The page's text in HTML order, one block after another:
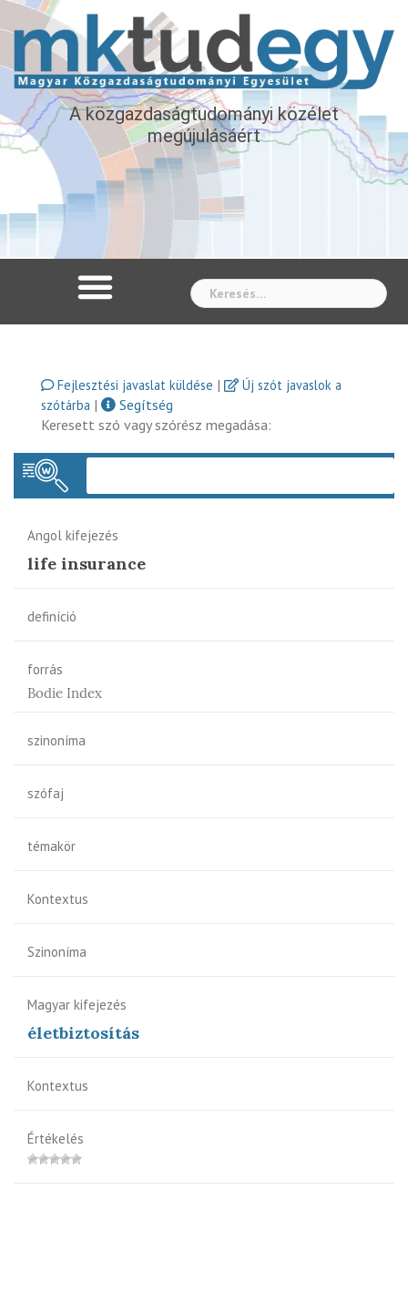
A közgazdaságtudományi közélet
megújulásáért
Fejlesztési javaslat küldése |
Új szót javaslok a
szótárba |
Segítség
Keresett szó vagy szórész megadása:
Angol kifejezés
life insurance
definíció
forrás
Bodie Index
szinoníma
szófaj
témakör
Kontextus
Szinoníma
Magyar kifejezés
életbiztosítás
Kontextus
Értékelés